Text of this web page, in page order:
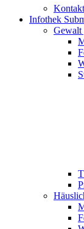
Kontakt
Infothek
Gewalt